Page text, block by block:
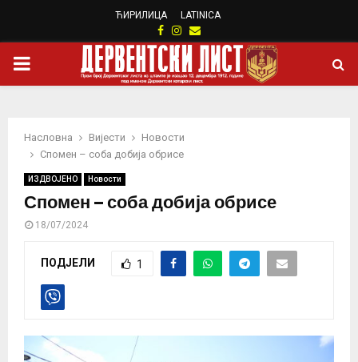
ЋИРИЛИЦА LATINICA
Facebook
Instagram
Email
PRIMARY
Насловна Вијести
Новости
Спомен – соба добија обрисе
ИЗДВОЈЕНО Новости
Спомен – соба добија обрисе
18/07/2024
ПОДЈЕЛИ 1